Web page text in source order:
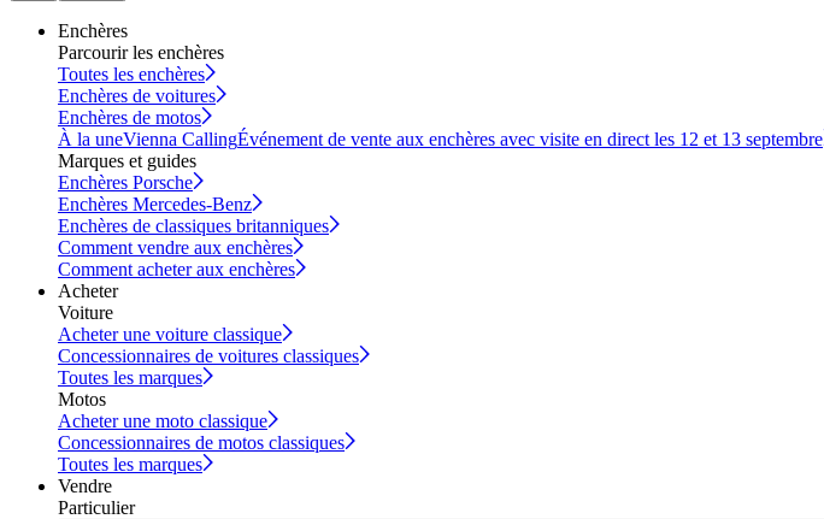
Enchères
Parcourir les enchères
Toutes les enchères
Enchères de voitures
Enchères de motos
À la uneVienna CallingÉvénement de vente aux enchères avec visite en direct les 12 et 13 septembre
Marques et guides
Enchères Porsche
Enchères Mercedes-Benz
Enchères de classiques britanniques
Comment vendre aux enchères
Comment acheter aux enchères
Acheter
Voiture
Acheter une voiture classique
Concessionnaires de voitures classiques
Toutes les marques
Motos
Acheter une moto classique
Concessionnaires de motos classiques
Toutes les marques
Vendre
Particulier